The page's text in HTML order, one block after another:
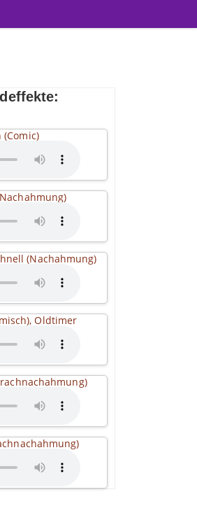
(Nachahmung)
Oldtimer